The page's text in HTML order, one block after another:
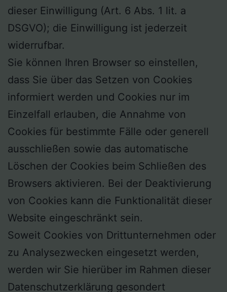
dieser Einwilligung (Art. 6 Abs. 1 lit. a
DSGVO); die Einwilligung ist jederzeit
widerrufbar.
Sie können Ihren Browser so einstellen,
dass Sie über das Setzen von Cookies
informiert werden und Cookies nur im
Einzelfall erlauben, die Annahme von
Cookies für bestimmte Fälle oder generell
ausschließen sowie das automatische
Löschen der Cookies beim Schließen des
Browsers aktivieren. Bei der Deaktivierung
von Cookies kann die Funktionalität dieser
Website eingeschränkt sein.
Soweit Cookies von Drittunternehmen oder
zu Analysezwecken eingesetzt werden,
werden wir Sie hierüber im Rahmen dieser
Datenschutzerklärung gesondert